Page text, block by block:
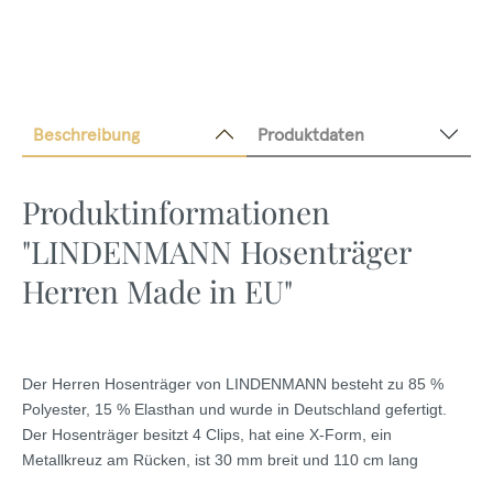
Beschreibung Produktdaten
Produktinformationen
"LINDENMANN Hosenträger
Herren Made in EU"
Der Herren Hosenträger von LINDENMANN besteht zu 85 %
Polyester, 15 % Elasthan und wurde in Deutschland gefertigt.
Der Hosenträger besitzt 4 Clips, hat eine X-Form, ein
Metallkreuz am Rücken, ist 30 mm breit und 110 cm lang